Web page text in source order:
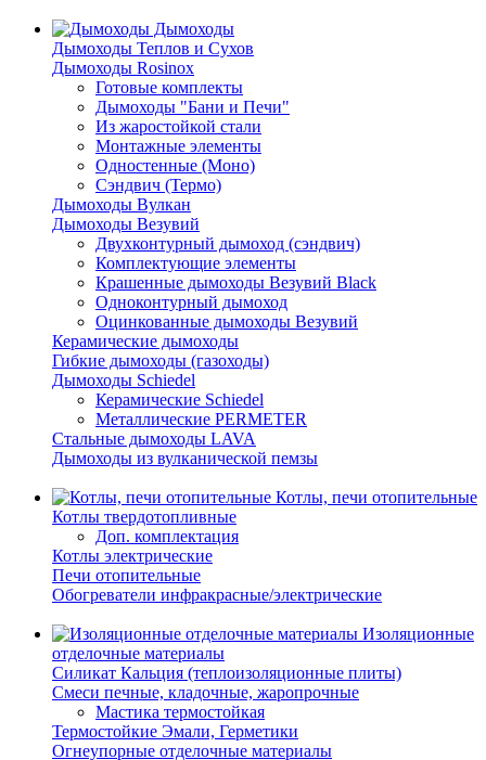
Дымоходы
Дымоходы Теплов и Сухов
Дымоходы Rosinox
Готовые комплекты
Дымоходы "Бани и Печи"
Из жаростойкой стали
Монтажные элементы
Одностенные (Моно)
Сэндвич (Термо)
Дымоходы Вулкан
Дымоходы Везувий
Двухконтурный дымоход (сэндвич)
Комплектующие элементы
Крашенные дымоходы Везувий Black
Одноконтурный дымоход
Оцинкованные дымоходы Везувий
Керамические дымоходы
Гибкие дымоходы (газоходы)
Дымоходы Schiedel
Керамические Schiedel
Металлические PERMETER
Стальные дымоходы LAVA
Дымоходы из вулканической пемзы
Котлы, печи отопительные
Котлы твердотопливные
Доп. комплектация
Котлы электрические
Печи отопительные
Обогреватели инфракрасные/электрические
Изоляционные
отделочные материалы
Силикат Кальция (теплоизоляционные плиты)
Смеси печные, кладочные, жаропрочные
Мастика термостойкая
Термостойкие Эмали, Герметики
Огнеупорные отделочные материалы